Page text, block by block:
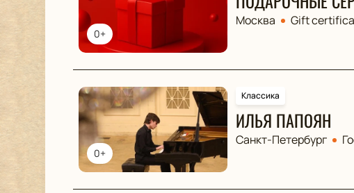
0+
Москва Gift
0+
Классика
ИЛЬЯ ПАПОЯН
Санкт-Петербург